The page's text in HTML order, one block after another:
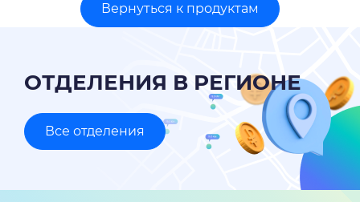
Вернуться к продуктам
ОТДЕЛЕНИЯ В РЕГИОНЕ
Все отделения